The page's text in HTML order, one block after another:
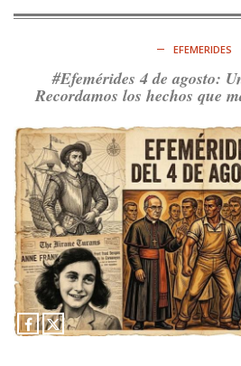
EFEMERIDES
#Efemérides 4 de agosto:
Recordamos los hechos que